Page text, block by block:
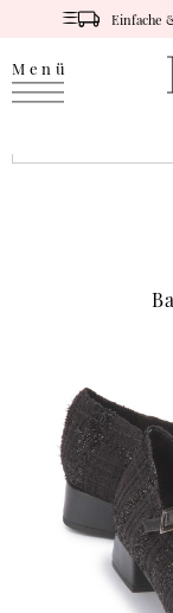
Einfache
Menü